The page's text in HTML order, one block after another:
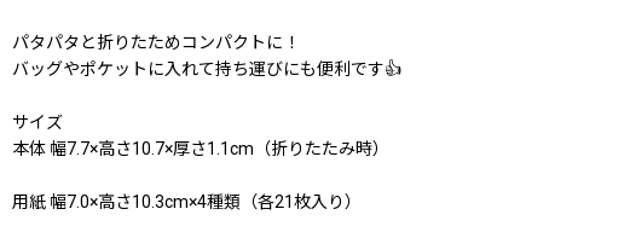
パタパタと折りたためコンパクトに！
バッグやポケットに入れて持ち運びにも便利です👍
サイズ
本体 幅7.7×高さ10.7×厚さ1.1cm（折りたたみ時）
用紙 幅7.0×高さ10.3cm×4種類（各21枚入り）